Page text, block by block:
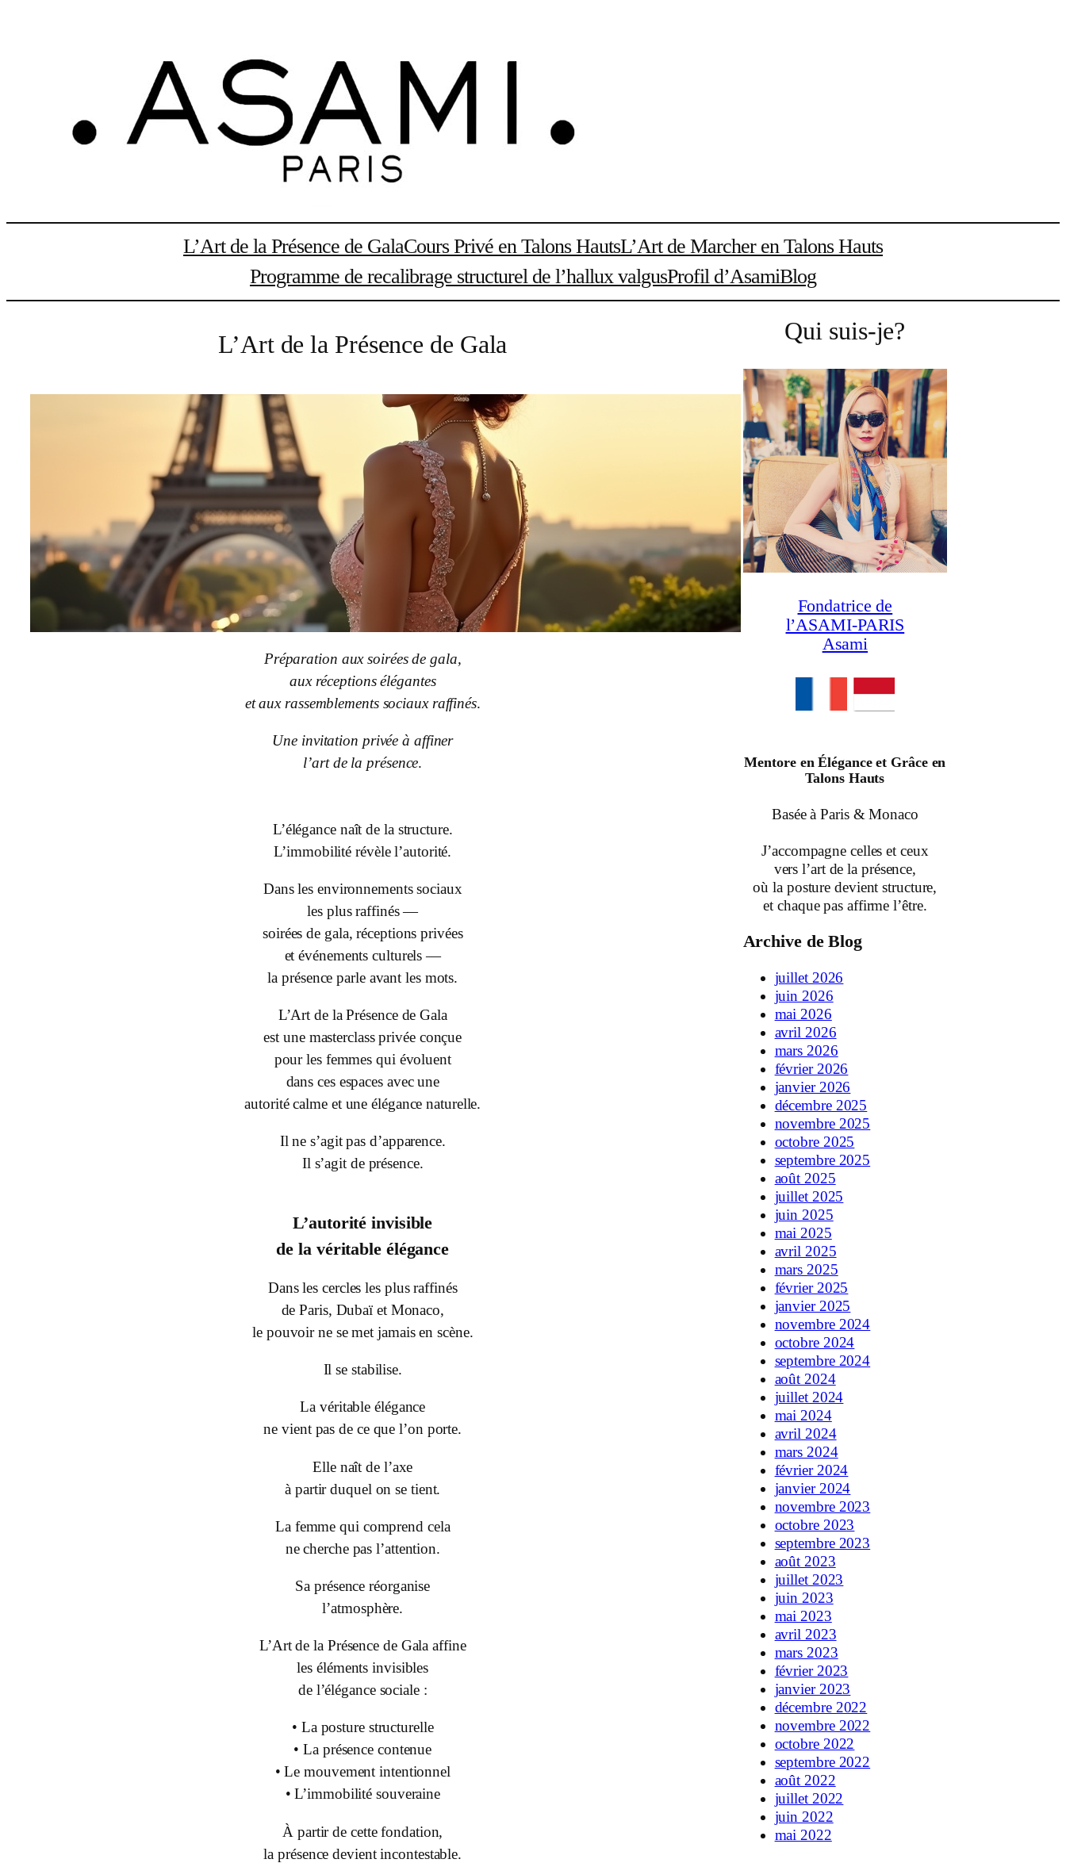
L’Art de la Présence de GalaCours Privé en Talons HautsL’Art de Marcher en Talons Hauts
Programme de recalibrage structurel de l’hallux valgusProfil d’AsamiBlog
L’Art de la Présence de Gala
Préparation aux soirées de gala,
aux réceptions élégantes
et aux rassemblements sociaux raffinés.
Une invitation privée à affiner
l’art de la présence.
L’élégance naît de la structure.
L’immobilité révèle l’autorité.
Dans les environnements sociaux
les plus raffinés —
soirées de gala, réceptions privées
et événements culturels —
la présence parle avant les mots.
L’Art de la Présence de Gala
est une masterclass privée conçue
pour les femmes qui évoluent
dans ces espaces avec une
autorité calme et une élégance naturelle.
Il ne s’agit pas d’apparence.
Il s’agit de présence.
L’autorité invisible
de la véritable élégance
Dans les cercles les plus raffinés
de Paris, Dubaï et Monaco,
le pouvoir ne se met jamais en scène.
Il se stabilise.
La véritable élégance
ne vient pas de ce que l’on porte.
Elle naît de l’axe
à partir duquel on se tient.
La femme qui comprend cela
ne cherche pas l’attention.
Sa présence réorganise
l’atmosphère.
L’Art de la Présence de Gala affine
les éléments invisibles
de l’élégance sociale :
• La posture structurelle
• La présence contenue
• Le mouvement intentionnel
• L’immobilité souveraine
À partir de cette fondation,
la présence devient incontestable.
Qui suis-je?
Fondatrice de
l’ASAMI-PARIS
Asami
Mentore en Élégance et Grâce en
Talons Hauts
Basée à Paris & Monaco
J’accompagne celles et ceux
vers l’art de la présence,
où la posture devient structure,
et chaque pas affirme l’être.
Archive de Blog
juillet 2026
juin 2026
mai 2026
avril 2026
mars 2026
février 2026
janvier 2026
décembre 2025
novembre 2025
octobre 2025
septembre 2025
août 2025
juillet 2025
juin 2025
mai 2025
avril 2025
mars 2025
février 2025
janvier 2025
novembre 2024
octobre 2024
septembre 2024
août 2024
juillet 2024
mai 2024
avril 2024
mars 2024
février 2024
janvier 2024
novembre 2023
octobre 2023
septembre 2023
août 2023
juillet 2023
juin 2023
mai 2023
avril 2023
mars 2023
février 2023
janvier 2023
décembre 2022
novembre 2022
octobre 2022
septembre 2022
août 2022
juillet 2022
juin 2022
mai 2022